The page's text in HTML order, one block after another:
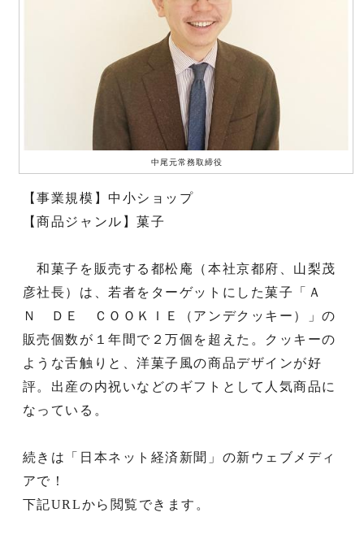
中尾元常務取締役
【事業規模】中小ショップ
【商品ジャンル】菓子
和菓子を販売する都松庵（本社京都府、山梨茂
彦社長）は、若者をターゲットにした菓子「Ａ
Ｎ ＤＥ ＣＯＯＫＩＥ（アンデクッキー）」の
販売個数が１年間で２万個を超えた。クッキーの
ような舌触りと、洋菓子風の商品デザインが好
評。出産の内祝いなどのギフトとして人気商品に
なっている。
続きは「日本ネット経済新聞」の新ウェブメディ
アで！
下記URLから閲覧できます。